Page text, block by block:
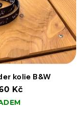
kolie B&W
Kč